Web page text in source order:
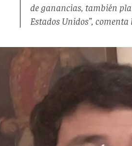
de ganancias, también
Estados Unidos”,